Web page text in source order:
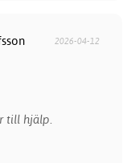
2026-04-12
till hjälp.